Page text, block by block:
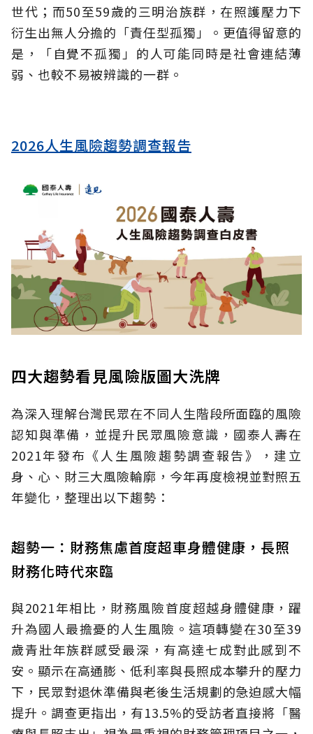
世代；而50至59歲的三明治族群，在照護壓力下
衍生出無人分擔的「責任型孤獨」。更值得留意的
是，「自覺不孤獨」的人可能同時是社會連結薄
弱、也較不易被辨識的一群。
2026人生風險趨勢調查報告
四大趨勢看見風險版圖大洗牌
為深入理解台灣民眾在不同人生階段所面臨的風險
認知與準備，並提升民眾風險意識，國泰人壽在
2021年發布《人生風險趨勢調查報告》，建立
身、心、財三大風險輪廓，今年再度檢視並對照五
年變化，整理出以下趨勢：
趨勢一：財務焦慮首度超車身體健康，長照
財務化時代來臨
與2021年相比，財務風險首度超越身體健康，躍
升為國人最擔憂的人生風險。這項轉變在30至39
歲青壯年族群感受最深，有高達七成對此感到不
安。顯示在高通膨、低利率與長照成本攀升的壓力
下，民眾對退休準備與老後生活規劃的急迫感大幅
提升。調查更指出，有13.5%的受訪者直接將「醫